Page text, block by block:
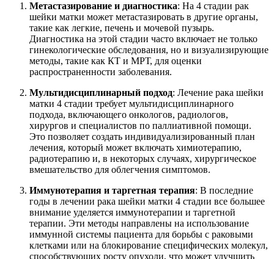
Метастазирование и диагностика: На 4 стадии рак
шейки матки может метастазировать в другие органы,
такие как легкие, печень и мочевой пузырь.
Диагностика на этой стадии часто включает не только
гинекологические обследования, но и визуализирующие
методы, такие как КТ и МРТ, для оценки
распространенности заболевания.
Мультидисциплинарный подход: Лечение рака шейки
матки 4 стадии требует мультидисциплинарного
подхода, включающего онкологов, радиологов,
хирургов и специалистов по паллиативной помощи.
Это позволяет создать индивидуализированный план
лечения, который может включать химиотерапию,
радиотерапию и, в некоторых случаях, хирургическое
вмешательство для облегчения симптомов.
Иммунотерапия и таргетная терапия: В последние
годы в лечении рака шейки матки 4 стадии все большее
внимание уделяется иммунотерапии и таргетной
терапии. Эти методы направлены на использование
иммунной системы пациента для борьбы с раковыми
клетками или на блокирование специфических молекул,
способствующих росту опухоли, что может улучшить